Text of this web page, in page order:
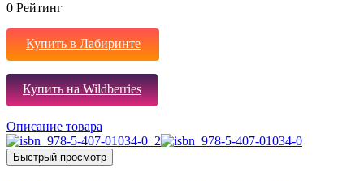
0 Рейтинг
Купить в Лабиринте
Купить на Wildberries
Описание товара
Быстрый просмотр